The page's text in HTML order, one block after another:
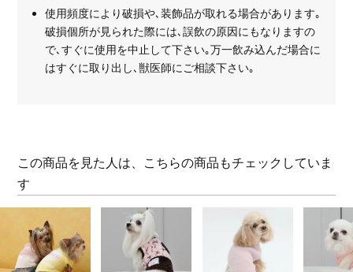
使用頻度により破損や､装飾品が取れる場合があります｡
破損個所が見られた際には､誤飲の原因にもなりますの
で､すぐに使用を中止して下さい｡万一飲み込んだ場合に
はすぐに取り出し､獣医師にご相談下さい｡
この商品を見た人は、こちらの商品もチェックしていま
す